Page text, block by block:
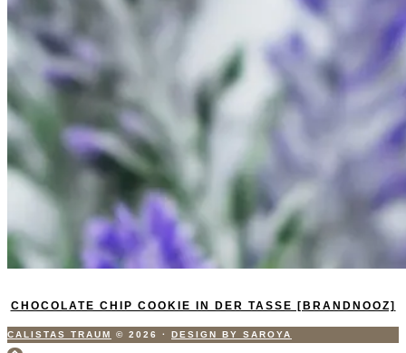
CHOCOLATE CHIP COOKIE IN DER TASSE [BRANDNOOZ]
CALISTAS TRAUM © 2026 · DESIGN BY SAROYA